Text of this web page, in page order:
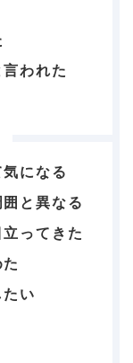
われた
になる
と異なる
ってきた
い